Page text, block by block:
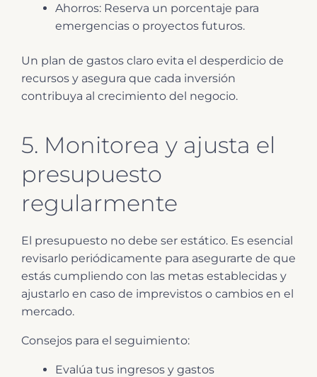
Ahorros: Reserva un porcentaje para
emergencias o proyectos futuros.
Un plan de gastos claro evita el desperdicio de
recursos y asegura que cada inversión
contribuya al crecimiento del negocio.
5. Monitorea y ajusta el
presupuesto
regularmente
El presupuesto no debe ser estático. Es esencial
revisarlo periódicamente para asegurarte de que
estás cumpliendo con las metas establecidas y
ajustarlo en caso de imprevistos o cambios en el
mercado.
Consejos para el seguimiento:
Evalúa tus ingresos y gastos